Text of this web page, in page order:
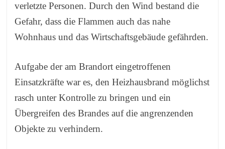
verletzte Personen. Durch den Wind bestand die
Gefahr, dass die Flammen auch das nahe
Wohnhaus und das Wirtschaftsgebäude gefährden.
Aufgabe der am Brandort eingetroffenen
Einsatzkräfte war es, den Heizhausbrand möglichst
rasch unter Kontrolle zu bringen und ein
Übergreifen des Brandes auf die angrenzenden
Objekte zu verhindern.